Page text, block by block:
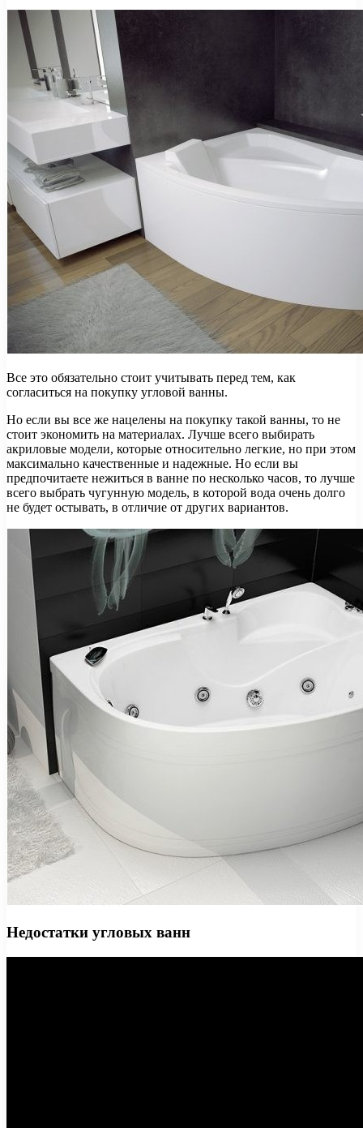
Все это обязательно стоит учитывать перед тем, как
согласиться на покупку угловой ванны.
Но если вы все же нацелены на покупку такой ванны, то не
стоит экономить на материалах. Лучше всего выбирать
акриловые модели, которые относительно легкие, но при этом
максимально качественные и надежные. Но если вы
предпочитаете нежиться в ванне по несколько часов, то лучше
всего выбрать чугунную модель, в которой вода очень долго
не будет остывать, в отличие от других вариантов.
Недостатки угловых ванн